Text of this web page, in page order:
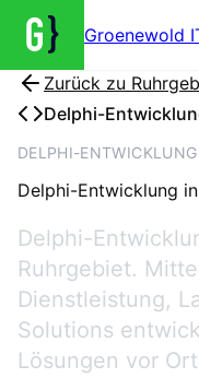
Groenewold
Zurück zu
Delphi-
DELPHI-
Delphi-Entwicklung in
Delphi-
Ruhrgebiet.
Dienstleistung,
Solutions
Lösungen vor